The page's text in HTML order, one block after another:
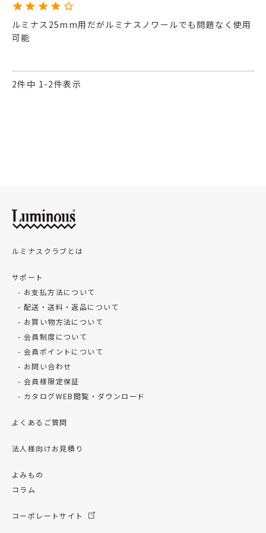
ルミナス25mm用だがルミナスノワールでも問題なく使用
可能
2件中 1 -2件表示
ルミナスクラブとは
サポート
お支払方法について
配送・送料・返品について
お買い物方法について
会員制度について
会員ポイントについて
お問い合わせ
会員様限定保証
カタログWEB閲覧・ダウンロード
よくあるご質問
法人様向けお見積り
よみもの
コラム
コーポレートサイト